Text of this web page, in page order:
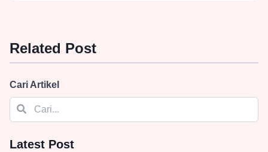
Related Post
Cari Artikel
Latest Post